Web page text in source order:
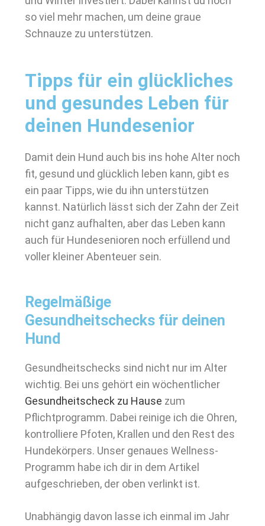
so viel mehr machen, um deine graue
Schnauze zu unterstützen.
Tipps für ein glückliches
und gesundes Leben für
deinen Hundesenior
Damit dein Hund auch bis ins hohe Alter noch
fit, gesund und glücklich leben kann, gibt es
ein paar Tipps, wie du ihn unterstützen
kannst. Natürlich lässt sich der Zahn der Zeit
nicht ganz aufhalten, aber das Leben kann
auch für Hundesenioren noch erfüllend und
voller kleiner Abenteuer sein.
Regelmäßige
Gesundheitschecks für deinen
Hund
Gesundheitschecks sind nicht nur im Alter
wichtig. Bei uns gehört ein wöchentlicher
Gesundheitscheck zu Hause zum
Pflichtprogramm. Dabei reinige ich die Ohren,
kontrolliere Pfoten, Krallen und den Rest des
Hundekörpers. Unser genaues Wellness-
Programm habe ich dir in dem Artikel
aufgeschrieben, der oben verlinkt ist.
Unabhängig davon lasse ich einmal im Jahr